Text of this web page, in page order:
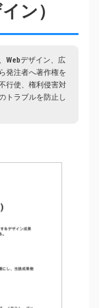
ン）
Webデザイン、広
発注者へ著作権を
行使、権利侵害対
トラブルを防止し